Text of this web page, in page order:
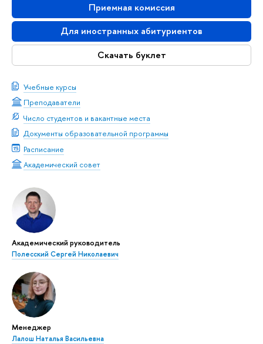
Приемная комиссия
Для иностранных абитуриентов
Скачать буклет
Учебные курсы
Преподаватели
Число студентов и вакантные места
Документы образовательной программы
Расписание
Академический совет
Академический руководитель
Полесский Сергей Николаевич
Менеджер
Лалош Наталья Васильевна